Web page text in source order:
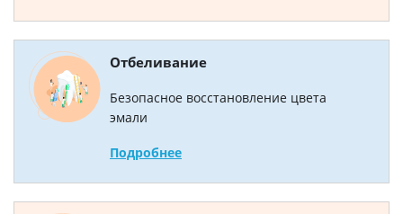
Отбеливание
Безопасное восстановление цвета
эмали
Подробнее